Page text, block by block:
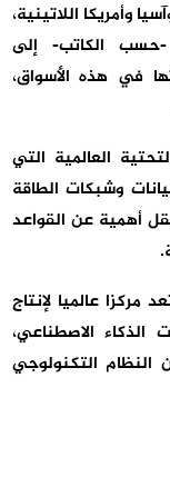
وأمريكا اللاتينية،
-حسب الكاتب- إلى
في هذه الأسواق،
العالمية التي
وشبكات الطاقة
أهمية عن القواعد
مركزا عالميا لإنتاج
الاصطناعي،
النظام التكنولوجي